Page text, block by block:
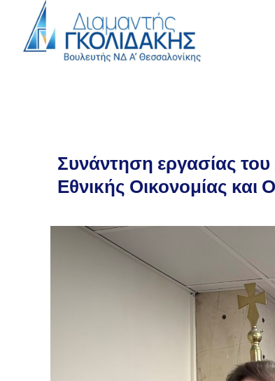
Συνάντηση εργασίας
Εθνικής Οικονομίας και